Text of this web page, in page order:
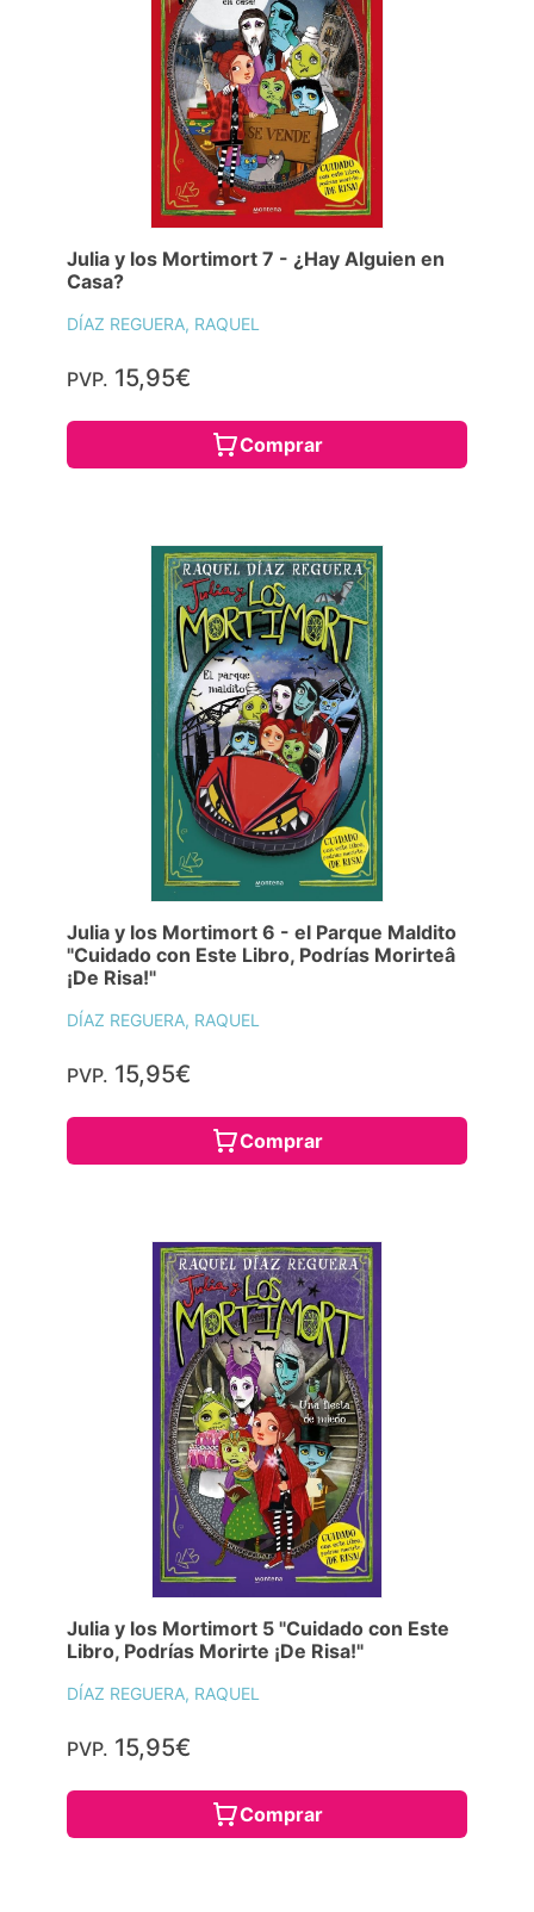
Julia y los Mortimort 7 - ¿Hay Alguien en
Casa?
DÍAZ REGUERA, RAQUEL
PVP. 15,95€
Comprar
Julia y los Mortimort 6 - el Parque Maldito
"Cuidado con Este Libro, Podrías Morirteâ
¡De Risa!"
DÍAZ REGUERA, RAQUEL
PVP. 15,95€
Comprar
Julia y los Mortimort 5 "Cuidado con Este
Libro, Podrías Morirte ¡De Risa!"
DÍAZ REGUERA, RAQUEL
PVP. 15,95€
Comprar